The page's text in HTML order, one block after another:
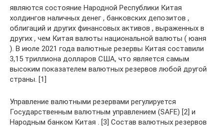
являются состояние Народной Республики Китая
холдингов наличных денег , банковских депозитов ,
облигаций и других финансовых активов , выраженных в
других , чем Китая валюты национальной валюты ( юаня
). В июле 2021 года валютные резервы Китая составили
3,15 триллиона долларов США, что является самым
высоким показателем валютных резервов любой другой
страны. [1]
Управление валютными резервами регулируется
Государственным валютным управлением (SAFE) [2] и
Народным банком Китая . [3] Состав валютных резервов